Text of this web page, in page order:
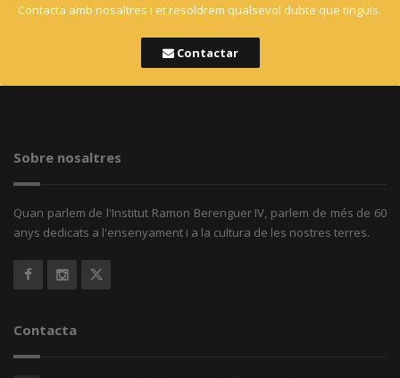
Contacta amb nosaltres i et resoldrem qualsevol dubte que tinguis.
Contactar
Sobre nosaltres
Quan parlem de l'Institut Ramon Berenguer IV, parlem de més de 60
anys dedicats a l'ensenyament i a la cultura de les nostres terres.
Contacta